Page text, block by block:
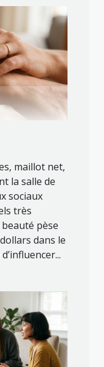
maillot net,
la salle de
sociaux
très
pèse
dans le